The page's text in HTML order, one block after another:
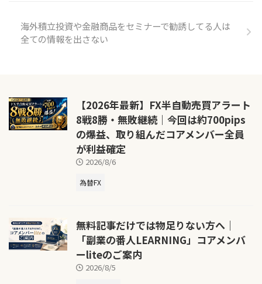
海外積立投資や金融商品をセミナーで勧誘してる人は
全ての情報を出さない
【2026年最新】FX半自動売買アラート
8戦8勝・無敗継続｜今回は約700pips
の爆益、取り組んだコアメンバー全員
が利益確定
2026/8/6
為替FX
無料記事だけでは物足りない方へ｜
「副業の番人LEARNING」コアメンバ
ーliteのご案内
2026/8/5